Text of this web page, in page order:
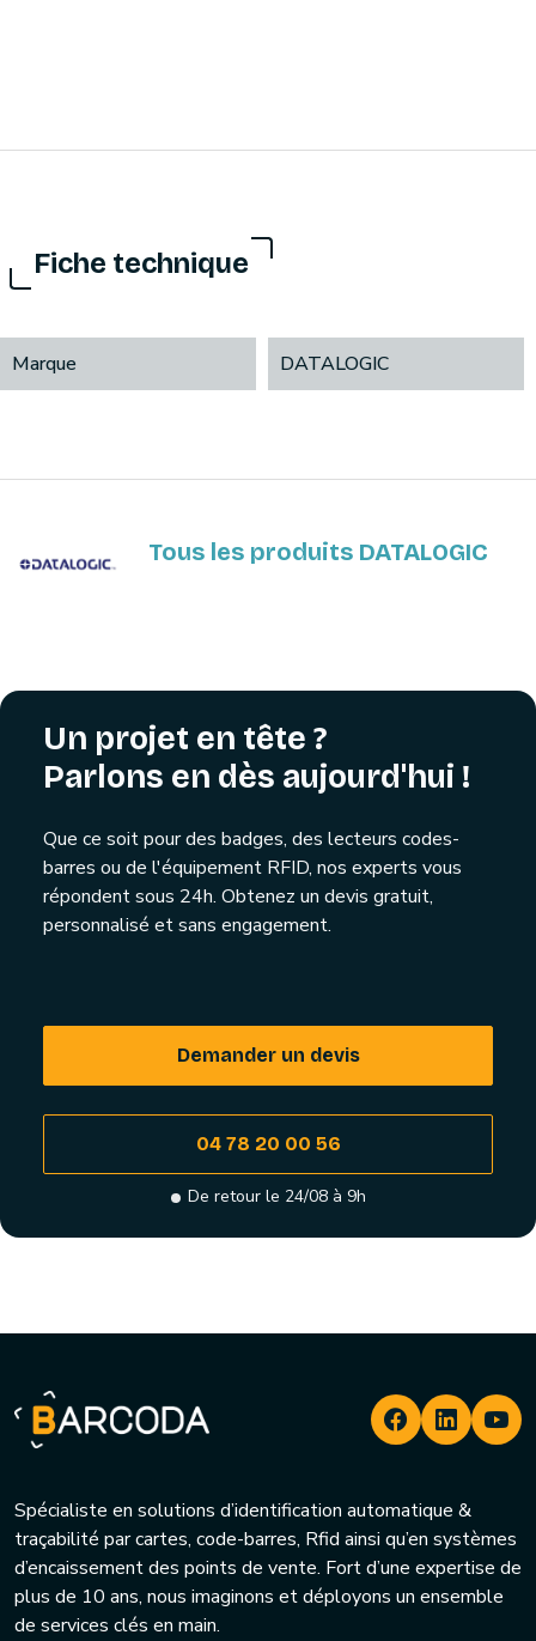
Fiche technique
Marque DATALOGIC
Tous les produits DATALOGIC
Un projet en tête ?
Parlons en dès aujourd'hui !
Que ce soit pour des badges, des lecteurs codes-
barres ou de l'équipement RFID, nos experts vous
répondent sous 24h. Obtenez un devis gratuit,
personnalisé et sans engagement.
Demander un devis
04 78 20 00 56
De retour le 24/08 à 9h
Spécialiste en solutions d’identification automatique &
traçabilité par cartes, code-barres, Rfid ainsi qu’en systèmes
d’encaissement des points de vente. Fort d’une expertise de
plus de 10 ans, nous imaginons et déployons un ensemble
de services clés en main.